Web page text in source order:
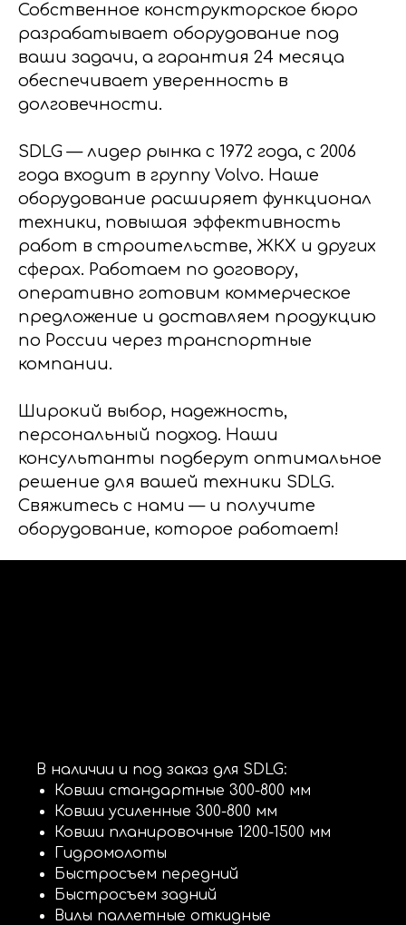
Собственное конструкторское бюро
разрабатывает оборудование под
ваши задачи, а гарантия 24 месяца
обеспечивает уверенность в
долговечности.
SDLG — лидер рынка с 1972 года, с 2006
года входит в группу Volvo. Наше
оборудование расширяет функционал
техники, повышая эффективность
работ в строительстве, ЖКХ и других
сферах. Работаем по договору,
оперативно готовим коммерческое
предложение и доставляем продукцию
по России через транспортные
компании.
Широкий выбор, надежность,
персональный подход. Наши
консультанты подберут оптимальное
решение для вашей техники SDLG.
Свяжитесь с нами — и получите
оборудование, которое работает!
В наличии и под заказ для SDLG:
Ковши стандартные 300-800 мм
Ковши усиленные 300-800 мм
Ковши планировочные 1200-1500 мм
Гидромолоты
Быстросъем передний
Быстросъем задний
Вилы паллетные откидные